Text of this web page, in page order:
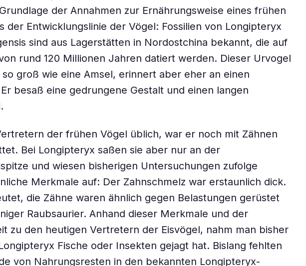
der Annahmen zur Ernährungsweise eines frühen
der Entwicklungslinie der Vögel: Fossilien von Longipteryx
sind aus Lagerstätten in Nordostchina bekannt, die auf
rund 120 Millionen Jahren datiert werden. Dieser Urvogel
groß wie eine Amsel, erinnert aber eher an einen
besaß eine gedrungene Gestalt und einen langen
der frühen Vögel üblich, war er noch mit Zähnen
Bei Longipteryx saßen sie aber nur an der
und wiesen bisherigen Untersuchungen zufolge
Merkmale auf: Der Zahnschmelz war erstaunlich dick.
die Zähne waren ähnlich gegen Belastungen gerüstet
Raubsaurier. Anhand dieser Merkmale und der
zu den heutigen Vertretern der Eisvögel, nahm man bisher
Fische oder Insekten gejagt hat. Bislang fehlten
von Nahrungsresten in den bekannten Longipteryx-